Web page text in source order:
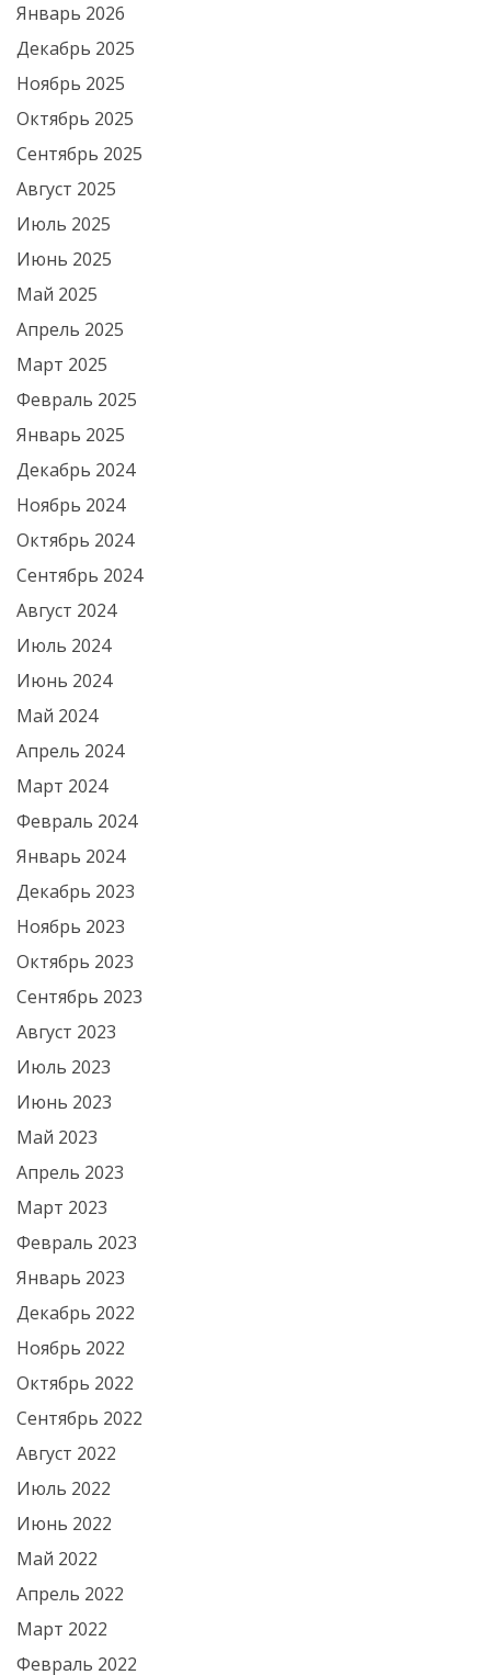
Январь 2026
Декабрь 2025
Ноябрь 2025
Октябрь 2025
Сентябрь 2025
Август 2025
Июль 2025
Июнь 2025
Май 2025
Апрель 2025
Март 2025
Февраль 2025
Январь 2025
Декабрь 2024
Ноябрь 2024
Октябрь 2024
Сентябрь 2024
Август 2024
Июль 2024
Июнь 2024
Май 2024
Апрель 2024
Март 2024
Февраль 2024
Январь 2024
Декабрь 2023
Ноябрь 2023
Октябрь 2023
Сентябрь 2023
Август 2023
Июль 2023
Июнь 2023
Май 2023
Апрель 2023
Март 2023
Февраль 2023
Январь 2023
Декабрь 2022
Ноябрь 2022
Октябрь 2022
Сентябрь 2022
Август 2022
Июль 2022
Июнь 2022
Май 2022
Апрель 2022
Март 2022
Февраль 2022